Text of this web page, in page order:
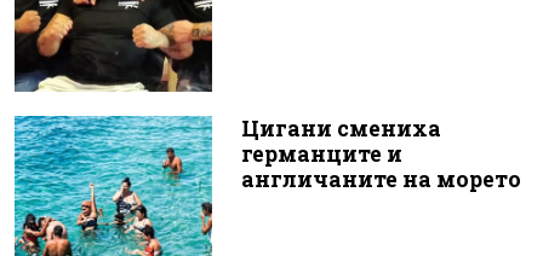
Цигани смениха
германците и
англичаните на морето